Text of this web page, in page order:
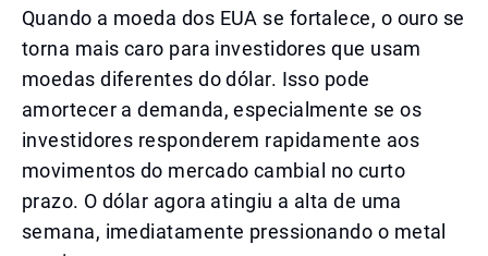
Quando a moeda dos EUA se fortalece, o ouro se
torna mais caro para investidores que usam
moedas diferentes do dólar. Isso pode
amortecer a demanda, especialmente se os
investidores responderem rapidamente aos
movimentos do mercado cambial no curto
prazo. O dólar agora atingiu a alta de uma
semana, imediatamente pressionando o metal